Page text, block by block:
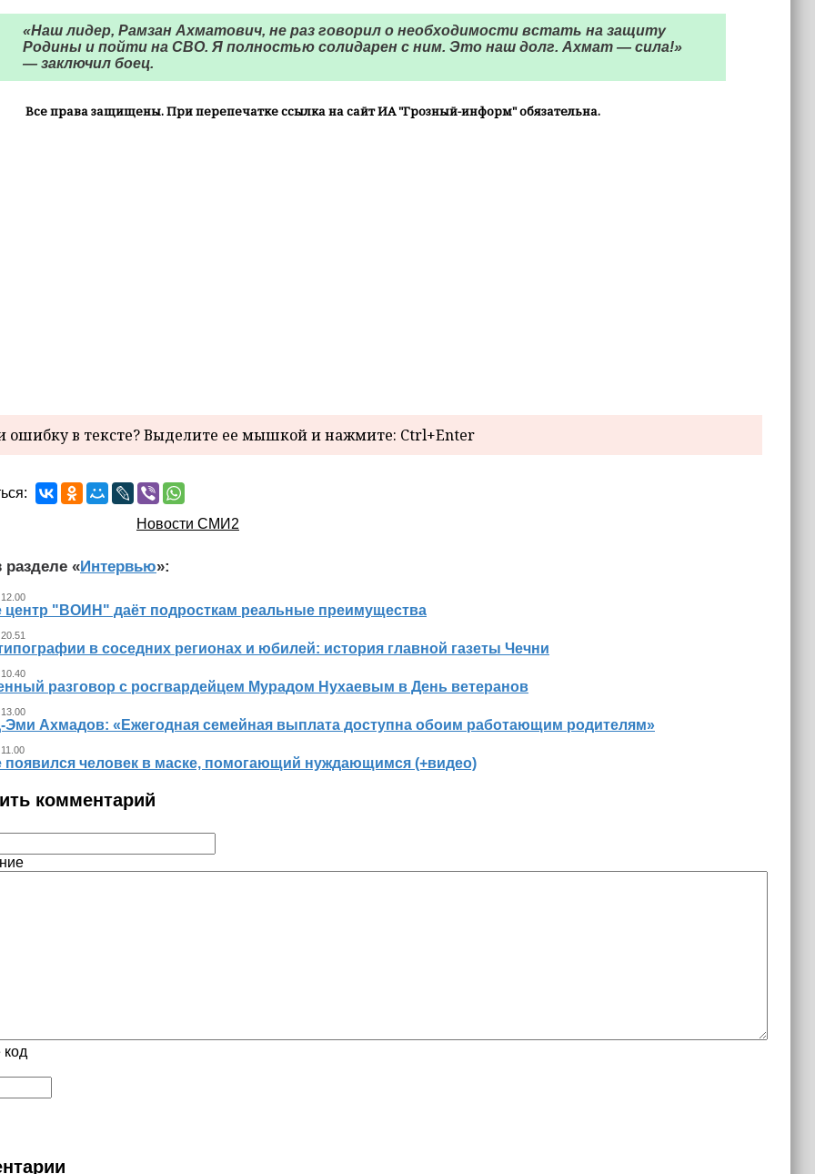
«Наш лидер, Рамзан Ахматович, не раз говорил о необходимости встать на защиту
Родины и пойти на СВО. Я полностью солидарен с ним. Это наш долг. Ахмат — сила!»
— заключил боец.
Все права защищены. При перепечатке ссылка на сайт ИА "Грозный-информ" обязательна.
в тексте? Выделите ее мышкой и нажмите: Ctrl+Enter
Новости СМИ2
разделе «Интервью»:
центр "ВОИН" даёт подросткам реальные преимущества
в соседних регионах и юбилей: история главной газеты Чечни
разговор с росгвардейцем Мурадом Нухаевым в День ветеранов
Эми Ахмадов: «Ежегодная семейная выплата доступна обоим работающим родителям»
появился человек в маске, помогающий нуждающимся (+видео)
комментарий
код